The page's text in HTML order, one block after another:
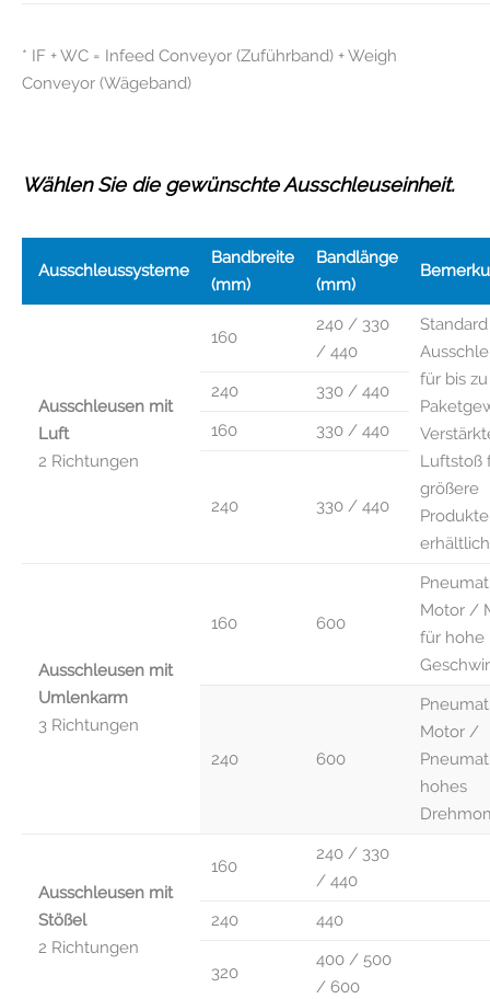
* IF + WC = Infeed Conveyor (Zuführband) + Weigh
Conveyor (Wägeband)
Wählen Sie die gewünschte Ausschleuseinheit.
Ausschleussysteme
Bandbreite
(mm)
Bandlänge
(mm)
Ausschleusen mit
Luft
2 Richtungen
160
240 / 330
/ 440
Standard
für bis
Luftstoß
größere
Produkte
240
330 / 440
160
330 / 440
240 330 / 440
Ausschleusen mit
Umlenkarm
3 Richtungen
160 600
Motor /
für hohe
240 600
Motor /
hohes
Ausschleusen mit
Stößel
2 Richtungen
160
240 / 330
/ 440
240
440
320
400 / 500
/ 600